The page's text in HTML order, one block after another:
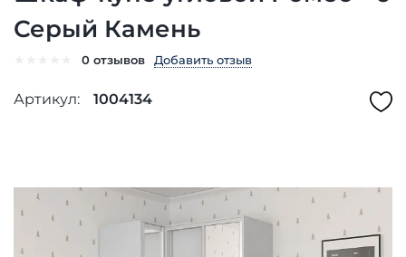
Серый Камень
0 отзывов Добавить отзыв
Артикул: 1004134